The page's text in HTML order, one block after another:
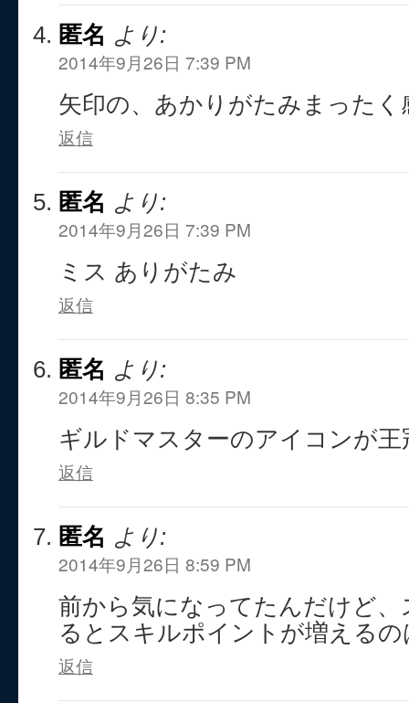
匿名 より:
2014年9月26日 7:39 PM
矢印の、あかりがたみまった
返信
匿名 より:
2014年9月26日 7:39 PM
ミス ありがたみ
返信
匿名 より:
2014年9月26日 8:35 PM
ギルドマスターのアイコンが
返信
匿名 より:
2014年9月26日 8:59 PM
前から気になってたんだけど
るとスキルポイントが増える
返信